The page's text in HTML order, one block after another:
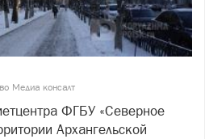
Медиа консалт
ФГБУ «Северное
Архангельской